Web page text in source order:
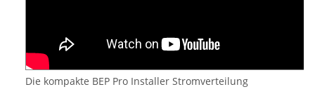
Die kompakte BEP Pro Installer Stromverteilung